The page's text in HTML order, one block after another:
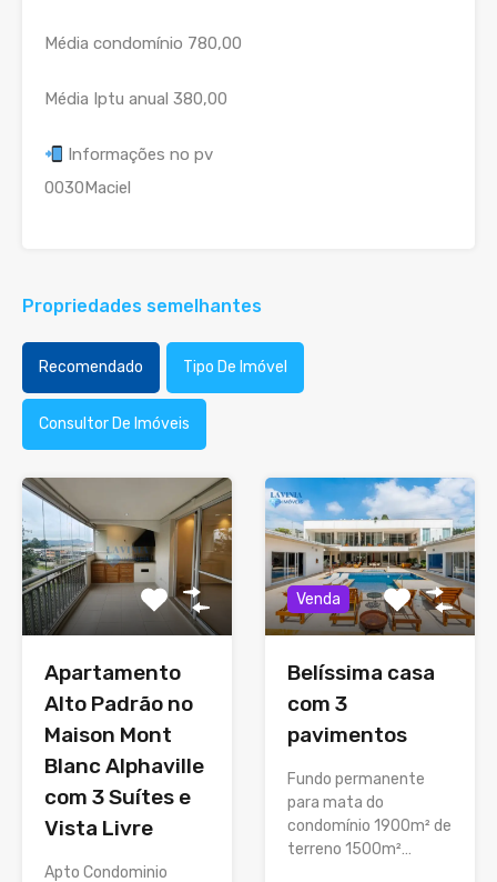
Média condomínio 780,00
Média Iptu anual 380,00
Informações no pv
0030Maciel
Propriedades semelhantes
Recomendado Tipo De Imóvel
Consultor De Imóveis
Apartamento
Alto Padrão no
Maison Mont
Blanc Alphaville
com 3 Suítes e
Vista Livre
Apto Condominio
Venda
Belíssima casa
com 3
pavimentos
Fundo permanente
para mata do
condomínio 1900m² de
terreno 1500m²…